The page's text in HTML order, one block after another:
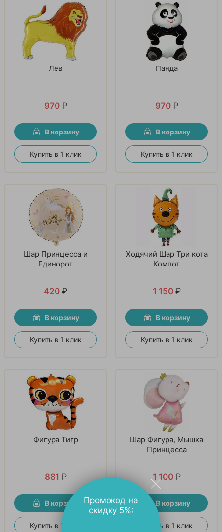
Лев
970 ₽
В корзину
Купить в 1 клик
Панда
970 ₽
В корзину
Купить в 1 клик
Шар Принцесса и
Единорог
420 ₽
В корзину
Купить в 1 клик
Ходячий Шар Три кота
Компот
1 150 ₽
В корзину
Купить в 1 клик
Фигура Тигр
881 ₽
В корзину
Купить в 1 клик
Шар Фигура, Мышка
Принцесса
1 100 ₽
В корзину
Купить в 1 клик
Промокод на
скидку 5%: